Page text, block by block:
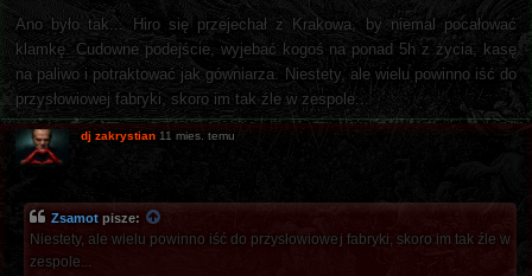
Ano było tak... Hiro się przejechał z Krakowa, by niemal pocałować
klamkę. Cudowne podejście, wyjebać kogoś na ponad 5h z życia, kasę
na paliwo i potraktować jak gówniarza. Niestety, ale wielu powinno iść do
przysłowiowej fabryki, skoro im tak źle w zespole...
dj zakrystian 11 mies. temu
Zsamot pisze:
Niestety, ale wielu powinno iść do przysłowiowej fabryki, skoro im tak źle w
zespole...